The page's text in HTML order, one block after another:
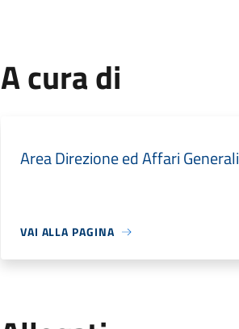
A cura di
Area Direzione ed Affari Generali
VAI ALLA PAGINA